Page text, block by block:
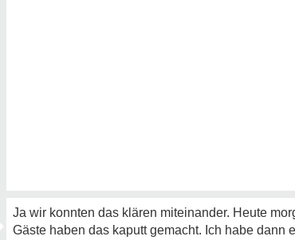
Ja wir konnten das klären miteinander. Heute
Gäste haben das kaputt gemacht. Ich habe